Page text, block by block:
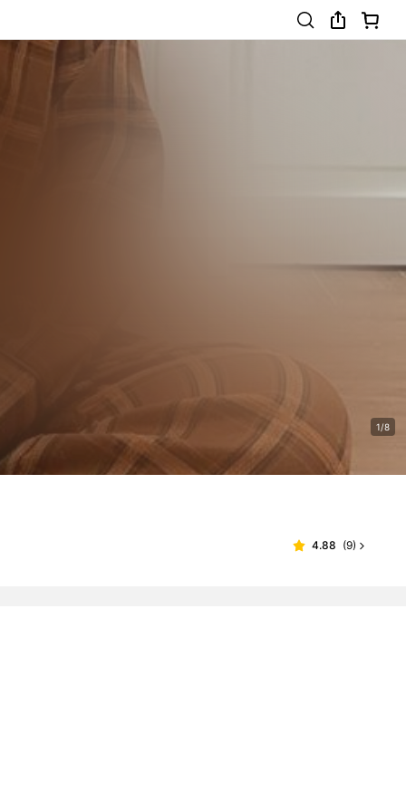
1/8
4.88 (9)